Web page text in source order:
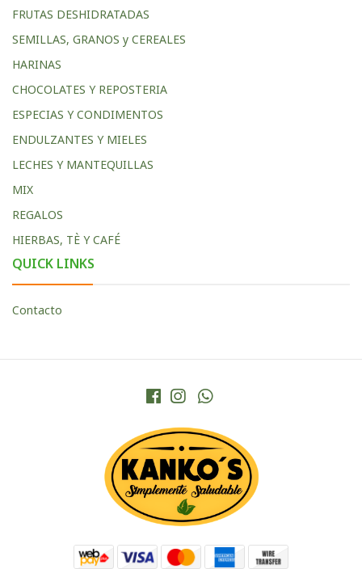
FRUTAS DESHIDRATADAS
SEMILLAS, GRANOS y CEREALES
HARINAS
CHOCOLATES Y REPOSTERIA
ESPECIAS Y CONDIMENTOS
ENDULZANTES Y MIELES
LECHES Y MANTEQUILLAS
MIX
REGALOS
HIERBAS, TÈ Y CAFÉ
QUICK LINKS
Contacto